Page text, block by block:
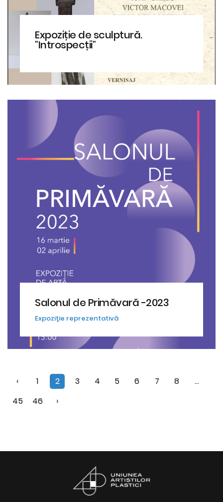
Expoziție de sculptură.
”Introspecții”
Salonul de Primăvară -2023
Expoziţie reprezentativă
‹ 1 2 3 4 5 6 7 8
...
45
46 ›